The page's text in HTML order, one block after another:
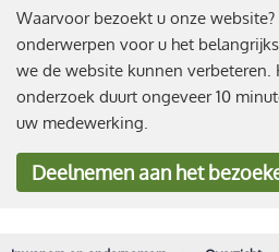
Waarvoor bezoekt u onze
onderwerpen voor u het
we de website kunnen verbeteren.
onderzoek duurt ongeveer 10
uw medewerking.
Deelnemenaan het